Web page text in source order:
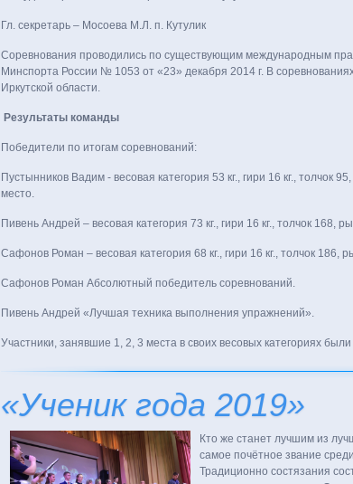
Гл. секретарь – Мосоева М.Л. п. Кутулик
Соревнования проводились по существующим международным
Минспорта России № 1053 от «23» декабря 2014 г. В
Иркутской области.
Результаты команды
Победители по итогам соревнований:
Пустынников Вадим - весовая категория 53 кг., гири 16 кг., толчок
место.
Пивень Андрей – весовая категория 73 кг., гири 16 кг., толчок 168,
Сафонов Роман – весовая категория 68 кг., гири 16 кг., толчок 186,
Сафонов Роман Абсолютный победитель соревнований.
Пивень Андрей «Лучшая техника выполнения упражнений».
Участники, занявшие 1, 2, 3 места в своих весовых категориях
«Ученик года 2019»
Кто же станет лучшим из
самое почётное звание
Традиционно состязания